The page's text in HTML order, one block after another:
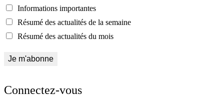
Informations importantes
Résumé des actualités de la semaine
Résumé des actualités du mois
Connectez-vous